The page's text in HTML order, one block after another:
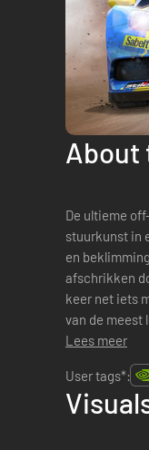
About
De ultieme
stuurkunst in
en
afschrikken
keer net iets
van de meest
Lees meer
User tags*: